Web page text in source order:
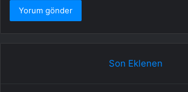
Son Eklenen